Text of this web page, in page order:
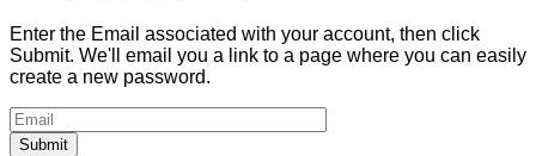
Enter the Email associated with your account, then click
Submit. We'll email you a link to a page where you can easily
create a new password.
Submit